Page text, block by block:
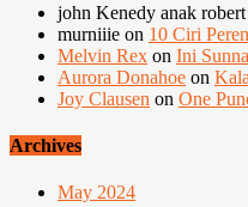
john Kenedy anak
murniiie on 10 Ciri
Melvin Rex on Ini
Aurora Donahoe on
Joy Clausen on One
Archives
May 2024